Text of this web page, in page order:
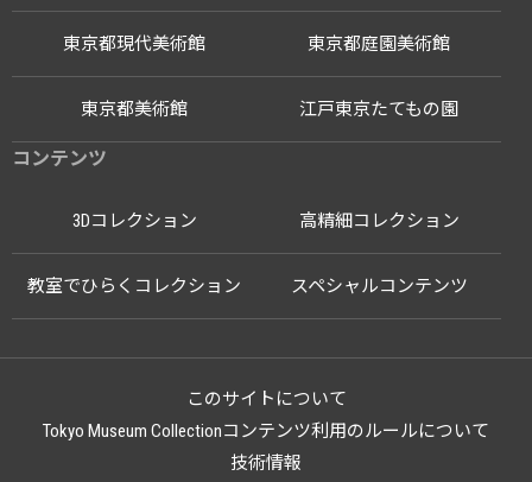
江戸東京たてもの園
東京都現代美術館 東京都庭園美術館
東京都美術館
コンテンツ
3Dコレクション 高精細コレクション
教室でひらくコレクション スペシャルコンテンツ
このサイトについて
Tokyo Museum Collectionコンテンツ利用のルールについて
技術情報